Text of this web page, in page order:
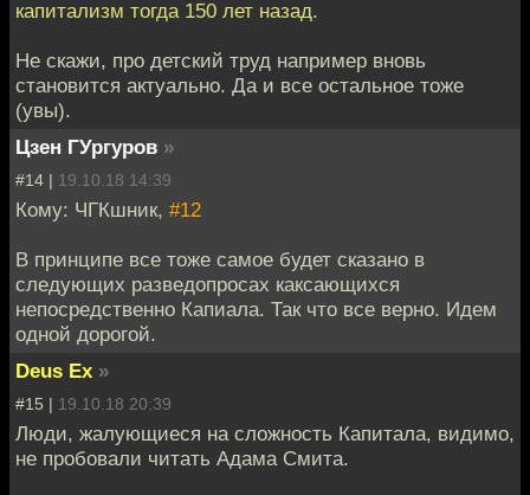
капитализм тогда 150 лет назад.
Не скажи, про детский труд например вновь
становится актуально. Да и все остальное тоже
(увы).
Цзен ГУргуров »
#14 | 19.10.18 14:39
Кому: ЧГКшник, #12
В принципе все тоже самое будет сказано в
следующих разведопросах каксающихся
непосредственно Капиала. Так что все верно. Идем
одной дорогой.
Deus Ex »
#15 | 19.10.18 20:39
Люди, жалующиеся на сложность Капитала, видимо,
не пробовали читать Адама Смита.